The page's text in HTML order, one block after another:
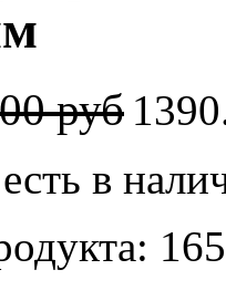
руб
в